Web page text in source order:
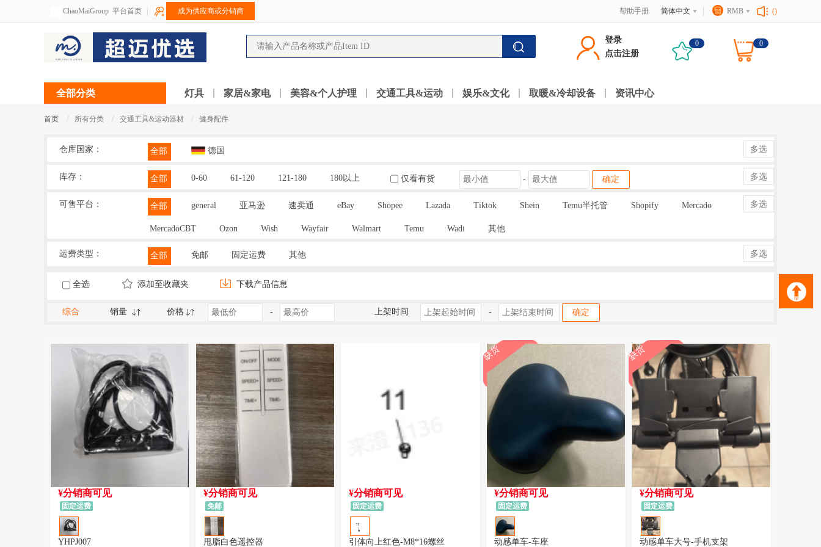
ChaoMaiGroup 平台首页 成为供应商或分销商 帮助手册 简体中文 RMB ()
登录
点击注册
0 0
全部分类 灯具 家居&家电 美容&个人护理 交通工具&运动 娱乐&文化 取暖&冷却设备 资讯中心
首页 / 所有分类 / 交通工具&运动器材 / 健身配件
仓库国家： 全部 德国 多选
库存： 全部 0-60 61-120 121-180 180以上 仅看有货 - 确定 多选
可售平台： 全部 general 亚马逊 速卖通 eBay Shopee Lazada Tiktok Shein Temu半托管 Shopify Mercado
MercadoCBT Ozon Wish Wayfair Walmart Temu Wadi 其他
多选
运费类型： 全部 免邮 固定运费 其他 多选
全选 添加至收藏夹 下载产品信息
综合 销量 价格 - 上架时间 - 确定
¥分销商可见
固定运费
YHPJ007
¥分销商可见
免邮
甩脂白色遥控器
¥分销商可见
固定运费
引体向上红色-M8*16螺丝
缺货
¥分销商可见
固定运费
动感单车-车座
缺货
¥分销商可见
固定运费
动感单车大号-手机支架